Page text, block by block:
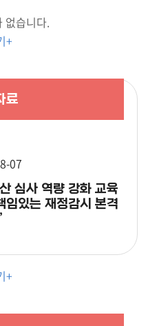
없습니다.
+
료
07
심사 역량 강화 교육
있는 재정감시 본격
+